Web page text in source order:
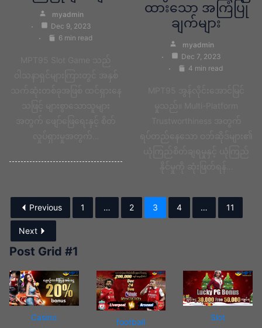
myadmin
Dec 9, 2023
6 min read
ထားသော အကြံပြု
ချက်များ
myadmin
Dec 7, 2023
4 min read
Previous 1 … 2 3 4 … 11
Next
Post Grid #1
Casino
football
Slot